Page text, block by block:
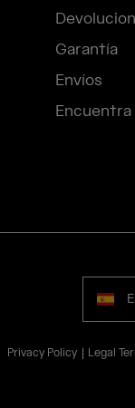
Garantía
Envíos
Privacy Policy Legal